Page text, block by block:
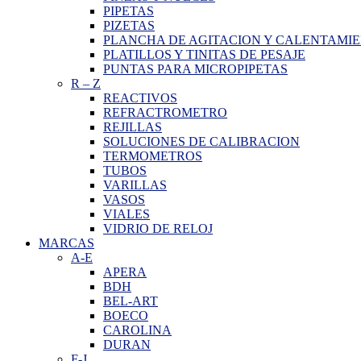
PIPETAS
PIZETAS
PLANCHA DE AGITACION Y
PLATILLOS Y TINITAS DE PESAJE
PUNTAS PARA MICROPIPETAS
R – Z
REACTIVOS
REFRACTROMETRO
REJILLAS
SOLUCIONES DE CALIBRACION
TERMOMETROS
TUBOS
VARILLAS
VASOS
VIALES
VIDRIO DE RELOJ
MARCAS
A-E
APERA
BDH
BEL-ART
BOECO
CAROLINA
DURAN